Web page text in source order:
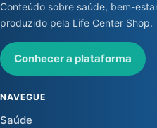
Conteúdo sobre saúde, bem-
produzido pela Life Center Shop.
Conhecer a plataforma
NAVEGUE
Saúde